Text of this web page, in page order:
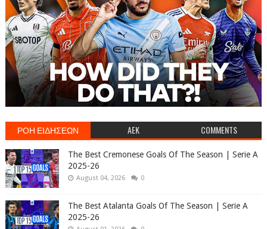
ΡΟΗ ΕΙΔΗΣΕΩΝ AEK COMMENTS
The Best Cremonese Goals Of The Season | Serie A
2025-26
August 04, 2026 0
The Best Atalanta Goals Of The Season | Serie A
2025-26